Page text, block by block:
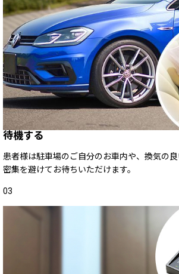
待機する
患者様は駐車場のご自分のお車内や、換気の良
密集を避けてお待ちいただけます。
03